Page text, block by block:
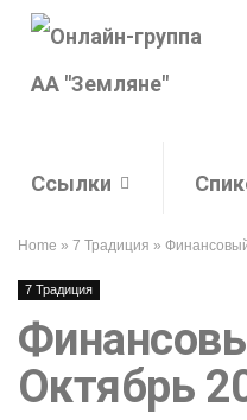
Ссылки
Home » 7 Традиция »
7 Традиция
Октябрь